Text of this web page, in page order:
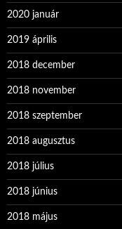
2020 január
2019 április
2018 december
2018 november
2018 szeptember
2018 augusztus
2018 július
2018 június
2018 május